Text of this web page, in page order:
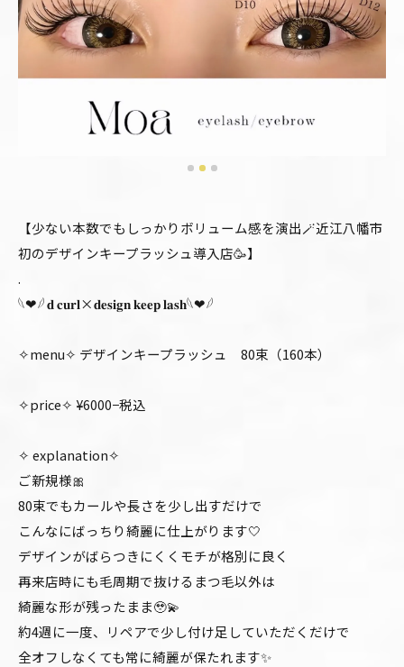
【少ない本数でもしっかりボリューム感を演出🪄近江八幡市
初のデザインキープラッシュ導入店🥳】
.
𓆩❤︎𓆪 𝐝 𝐜𝐮𝐫𝐥×𝐝𝐞𝐬𝐢𝐠𝐧 𝐤𝐞𝐞𝐩 𝐥𝐚𝐬𝐡𓆩❤︎𓆪
✧menu✧ デザインキープラッシュ 80束（160本）
✧price✧ ¥6000−税込
✧ explanation✧
ご新規様🎀
80束でもカールや長さを少し出すだけで
こんなにばっちり綺麗に仕上がります🤍
デザインがばらつきにくくモチが格別に良く
再来店時にも毛周期で抜けるまつ毛以外は
綺麗な形が残ったまま🥹💫
約4週に一度、リペアで少し付け足していただくだけで
全オフしなくても常に綺麗が保たれます✨